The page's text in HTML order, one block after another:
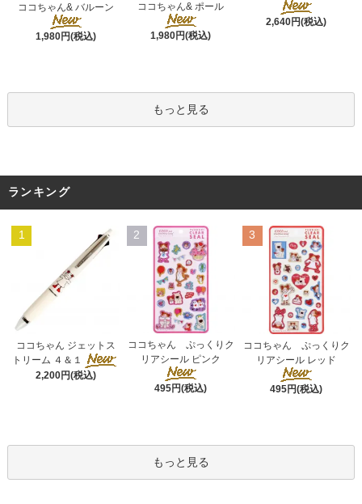
ココちゃん& バルーン
1,980円(税込)
ココちゃん& ポール
1,980円(税込)
2,640円(税込)
もっと見る
ランキング
1
ココちゃん ジェットス
トリーム ４＆１
2,200円(税込)
2
ココちゃん ぷっくりク
リアシール ピンク
495円(税込)
3
ココちゃん ぷっくりク
リアシール レッド
495円(税込)
もっと見る